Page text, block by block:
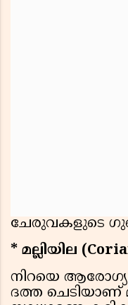
ചേരുവകളുടെ
* മല്ലിയില
നിറയെ
ദത്ത ചെടിയാണ്